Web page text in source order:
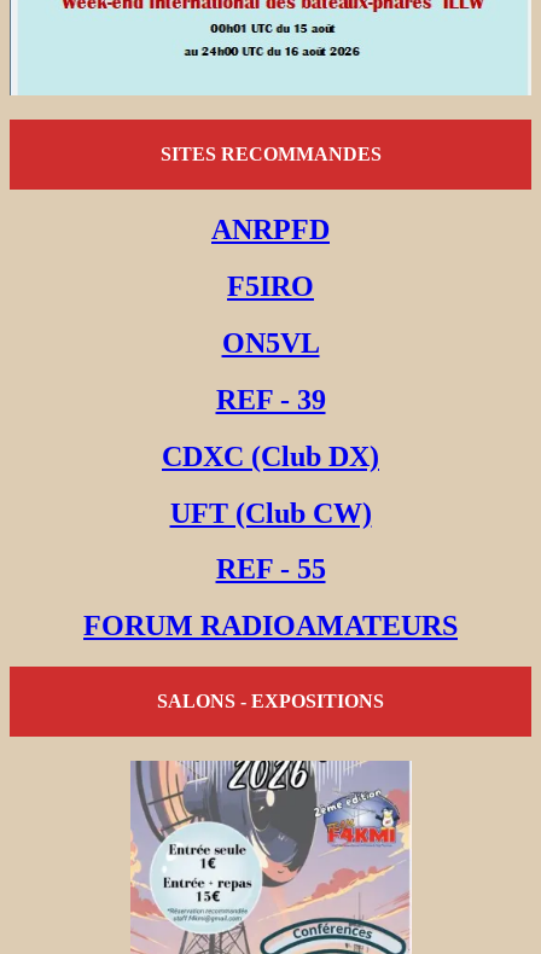
SITES RECOMMANDES
ANRPFD
F5IRO
ON5VL
REF - 39
CDXC (Club DX)
UFT (Club CW)
REF - 55
FORUM RADIOAMATEURS
SALONS - EXPOSITIONS